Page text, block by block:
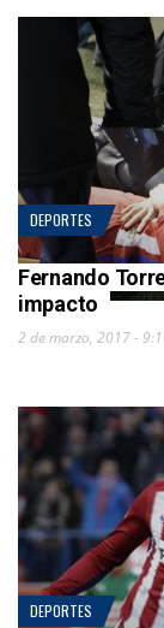
DEPORTES
Fernando
impacto
2 de marzo, 2017 -
DEPORTES